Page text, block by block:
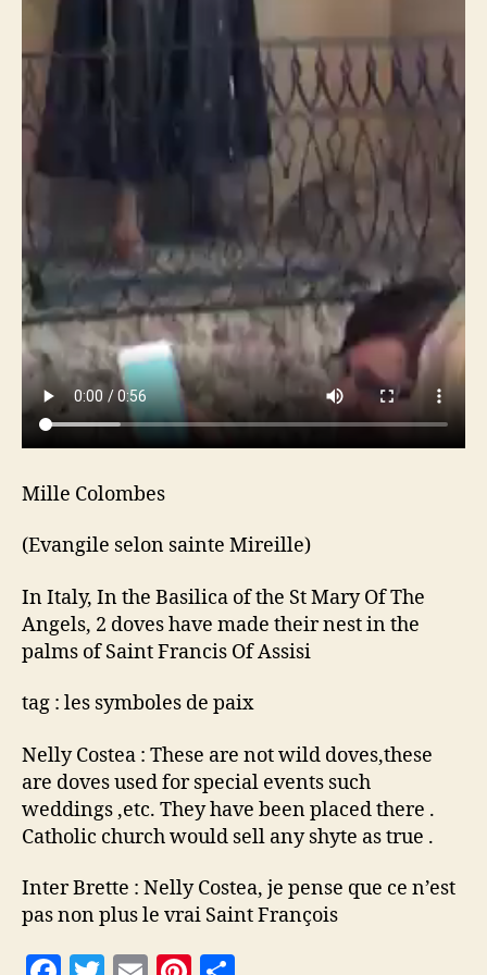
Mille Colombes
(Evangile selon sainte Mireille)
In Italy, In the Basilica of the St Mary Of The
Angels, 2 doves have made their nest in the
palms of Saint Francis Of Assisi
tag : les symboles de paix
Nelly Costea : These are not wild doves,these
are doves used for special events such
weddings ,etc. They have been placed there .
Catholic church would sell any shyte as true .
Inter Brette : Nelly Costea, je pense que ce n’est
pas non plus le vrai Saint François